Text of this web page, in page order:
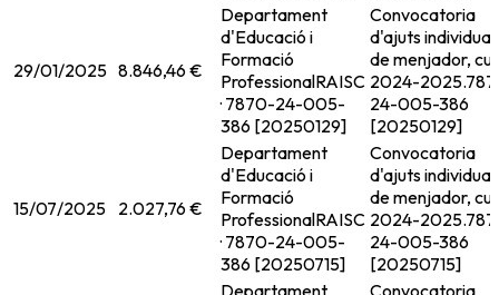
29/01/2025 8.846,46 €
Departament
d'Educació i
Formació
ProfessionalRAISC
· 7870-24-005-
386 [20250129]
Convocatoria
d'ajuts
de menjador,
2024-2025.
24-005-386
[20250129]
15/07/2025 2.027,76 €
Departament
d'Educació i
Formació
ProfessionalRAISC
· 7870-24-005-
386 [20250715]
Convocatoria
d'ajuts
de menjador,
2024-2025.
24-005-386
[20250715]
Departament
Convocatoria